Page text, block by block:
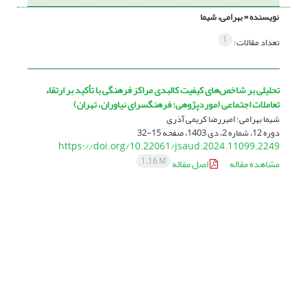
نویسنده =بهرامی، شیما
تعداد مقالات: 1
تحلیلی بر شاخص‌های کیفیت کالبدی مراکز فرهنگی با تأکید بر ارتقاء
تعاملات اجتماعی (موردپژوهی: فرهنگسرای نیاوران، تهران)
شیما بهرامی؛ امیررضا کریمی آذری
دوره 12، شماره 2، دی 1403، صفحه 15-32
https://doi.org/10.22061/jsaud.2024.11099.2249
مشاهده مقاله
اصل مقاله 1.16 M